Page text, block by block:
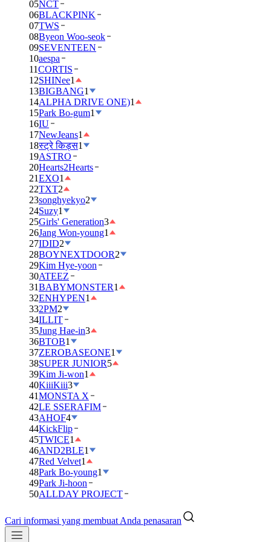
05NCT
06BLACKPINK
07TWS
08Byeon Woo-seok
09SEVENTEEN
10aespa
11CORTIS
12SHINee1
13BIGBANG1
14ALPHA DRIVE ONE)1
15Park Bo-gum1
16IU
17NewJeans1
18स्ट्रे किड्स1
19ASTRO
20Hearts2Hearts
21EXO1
22TXT2
23songhyekyo2
24Suzy1
25Girls' Generation3
26Jang Won-young1
27IDID2
28BOYNEXTDOOR2
29Kim Hye-yoon
30ATEEZ
31BABYMONSTER1
32ENHYPEN1
332PM2
34ILLIT
35Jung Hae-in3
36BTOB1
37ZEROBASEONE1
38SUPER JUNIOR5
39Kim Ji-won1
40KiiiKiii3
41MONSTA X
42LE SSERAFIM
43AHOF4
44KickFlip
45TWICE1
46AND2BLE1
47Red Velvet1
48Park Bo-young1
49Park Ji-hoon
50ALLDAY PROJECT
Cari informasi yang membuat Anda penasaran